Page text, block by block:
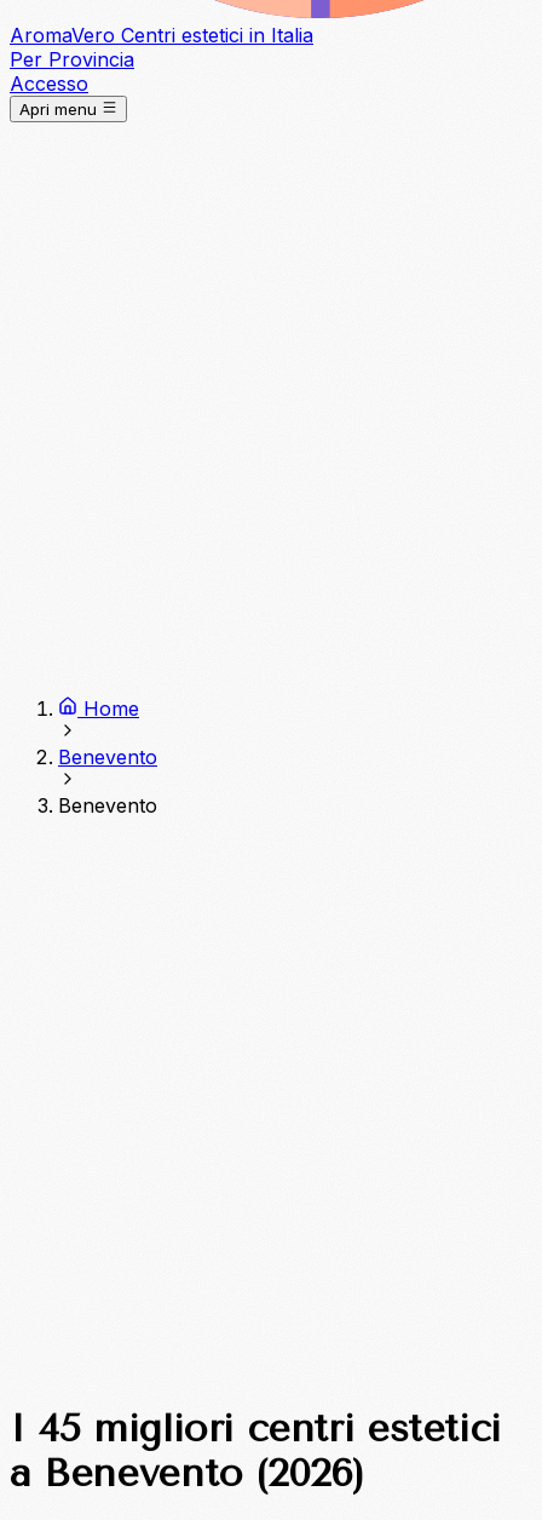
AromaVero Centri estetici in Italia
Per Provincia
Accesso
Apri menu
Home
Benevento
Benevento
I 45 migliori centri estetici
a Benevento (2026)